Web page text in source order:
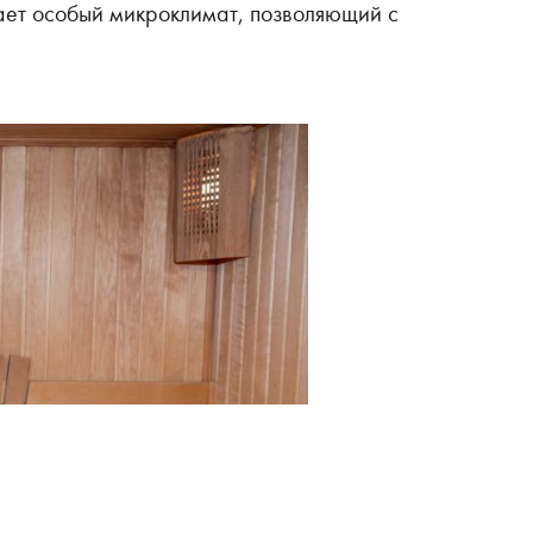
особый микроклимат, позволяющий с